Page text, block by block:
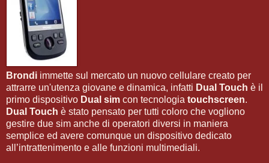
Brondi immette sul mercato un nuovo cellulare creato per
attrarre un'utenza giovane e dinamica, infatti Dual Touch è il
primo dispositivo Dual sim con tecnologia touchscreen.
Dual Touch è stato pensato per tutti coloro che vogliono
gestire due sim anche di operatori diversi in maniera
semplice ed avere comunque un dispositivo dedicato
all’intrattenimento e alle funzioni multimediali.